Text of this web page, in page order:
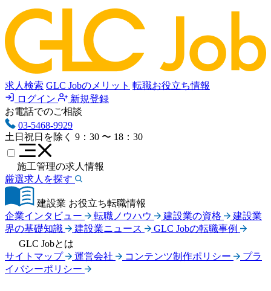
求人検索 GLC Jobのメリット 転職お役立ち情報
ログイン
新規登録
お電話でのご相談
03-5468-9929
土日祝日を除く 9：30 〜 18：30
施工管理の求人情報
厳選求人を探す
建設業 お役立ち転職情報
企業インタビュー
転職ノウハウ 建設業の資格
建設業
界の基礎知識
建設業ニュース
GLC Jobの転職事例
GLC Jobとは
サイトマップ
運営会社 コンテンツ制作ポリシー
プラ
イバシーポリシー